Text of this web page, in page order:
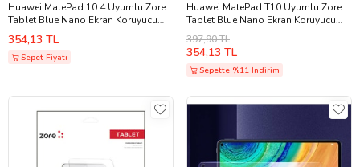
Huawei MatePad 10.4 Uyumlu Zore
Tablet Blue Nano Ekran Koruyucu
(Renksiz)
354,13 TL
Sepet Fiyatı
Huawei MatePad T10 Uyumlu Zore
Tablet Blue Nano Ekran Koruyucu
(Renksiz)
397,90 TL
354,13 TL
Sepette %11 İndirim